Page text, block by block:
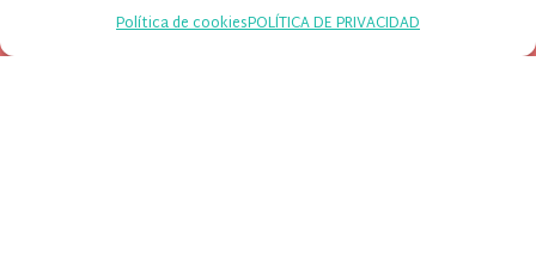
Política de cookiesPOLÍTICA DE PRIVACIDAD